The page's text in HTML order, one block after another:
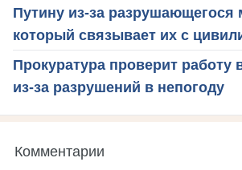
Путину из-за разрушающегося
который связывает их с
Прокуратура проверит работу
из-за разрушений в непогоду
Комментарии